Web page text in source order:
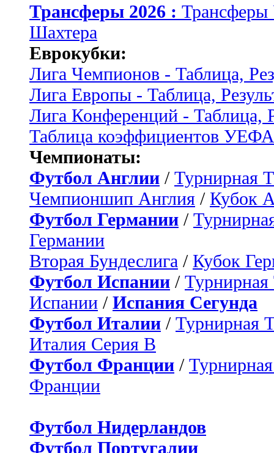
Трансферы 2026 :
Шахтера
Еврокубки:
Лига Чемпионов - Таблица,
Лига Европы - Таблица,
Лига Конференций - Таблица,
Таблица коэффициентов УЕФА
Чемпионаты:
Футбол Англии / Турнирная
Чемпионшип Англия / Кубок
Футбол Германии /
Германии
Вторая Бундеслига / Кубок
Футбол Испании / Турнирная
Испании / Испания Сегунда
Футбол Италии / Турнирная
Италия Серия B
Футбол Франции /
Франции
Футбол Нидерландов
Футбол Португалии